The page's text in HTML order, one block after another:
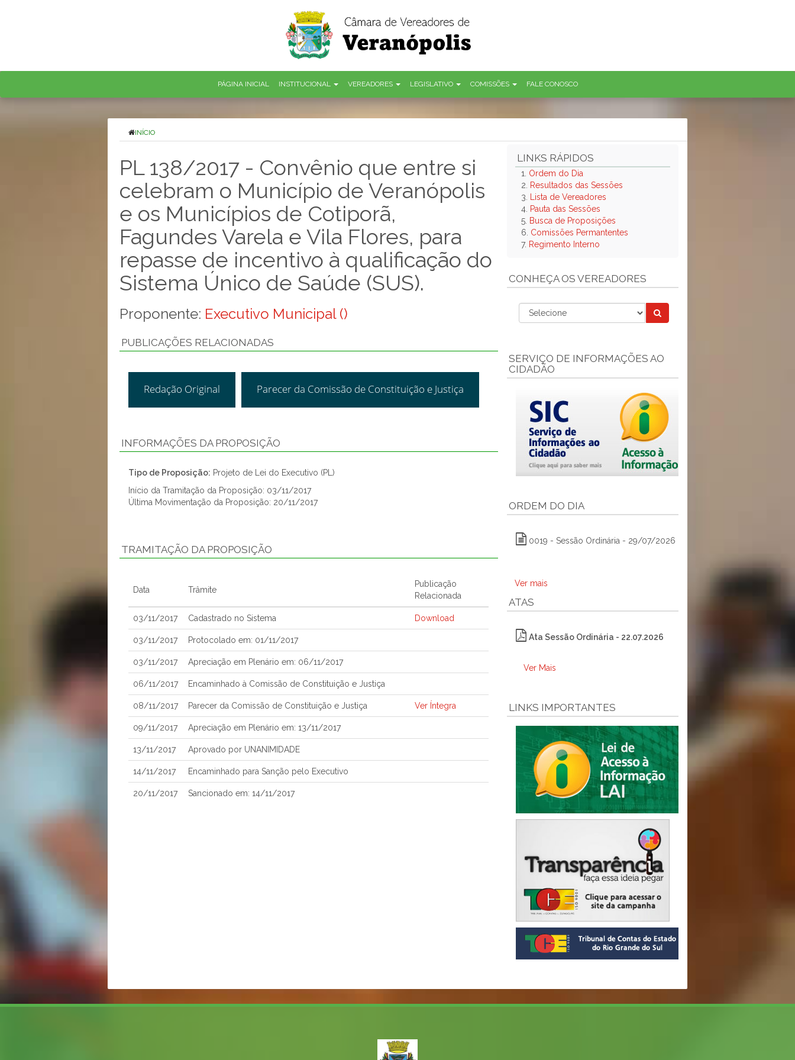
PÁGINA INICIAL INSTITUCIONAL VEREADORES LEGISLATIVO COMISSÕES FALE CONOSCO
INÍCIO
PL 138/2017 - Convênio que entre si
celebram o Município de Veranópolis
e os Municípios de Cotiporã,
Fagundes Varela e Vila Flores, para
repasse de incentivo à qualificação do
Sistema Único de Saúde (SUS).
Proponente: Executivo Municipal ()
PUBLICAÇÕES RELACIONADAS
Redação Original Parecer da Comissão de Constituição e Justiça
INFORMAÇÕES DA PROPOSIÇÃO
Tipo de Proposição: Projeto de Lei do Executivo (PL)
Início da Tramitação da Proposição: 03/11/2017
Última Movimentação da Proposição: 20/11/2017
TRAMITAÇÃO DA PROPOSIÇÃO
Data Trâmite
Publicação
Relacionada
03/11/2017 Cadastrado no Sistema Download
03/11/2017 Protocolado em: 01/11/2017
03/11/2017 Apreciação em Plenário em: 06/11/2017
06/11/2017 Encaminhado à Comissão de Constituição e Justiça
08/11/2017 Parecer da Comissão de Constituição e Justiça Ver Íntegra
09/11/2017 Apreciação em Plenário em: 13/11/2017
13/11/2017 Aprovado por UNANIMIDADE
14/11/2017 Encaminhado para Sanção pelo Executivo
20/11/2017 Sancionado em: 14/11/2017
LINKS RÁPIDOS
1. Ordem do Dia
2.
Resultados das Sessões
3.
Lista de Vereadores
4. Pauta das Sessões
5. Busca de Proposições
6. Comissões Permantentes
7. Regimento Interno
CONHEÇA OS VEREADORES
SERVIÇO DE INFORMAÇÕES AO
CIDADÃO
ORDEM DO DIA
0019 - Sessão Ordinária - 29/07/2026
Ver mais
ATAS
Ata Sessão Ordinária - 22.07.2026
Ver Mais
LINKS IMPORTANTES